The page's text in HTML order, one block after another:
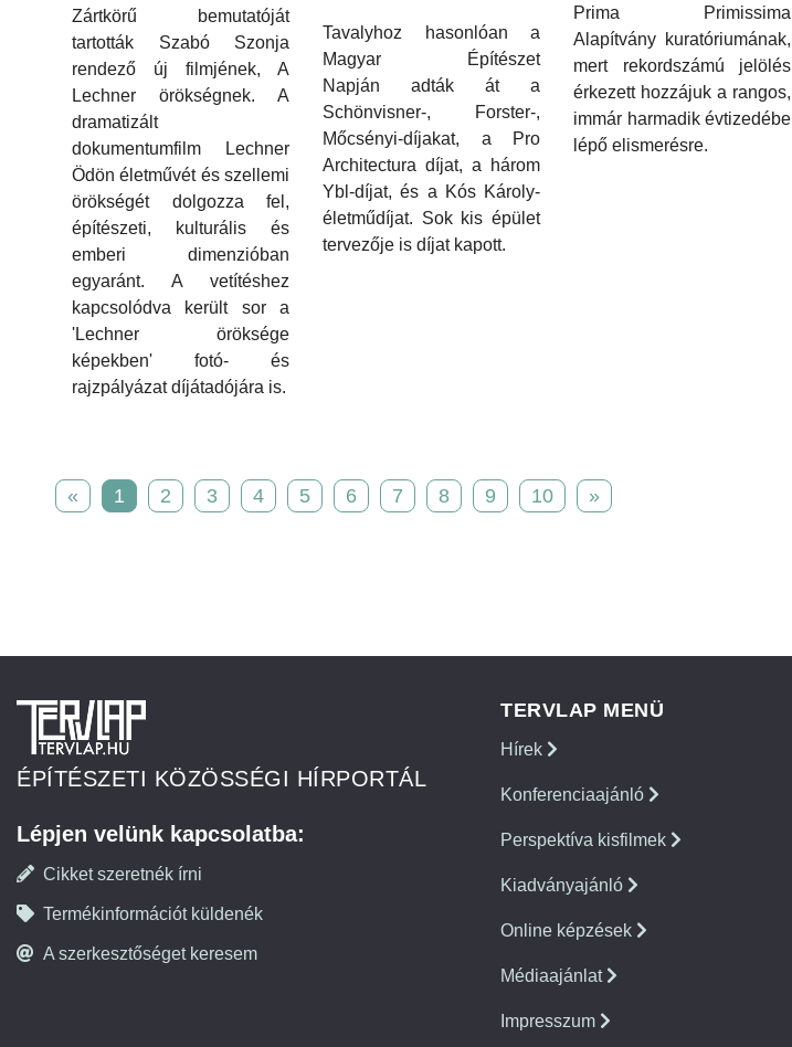
Zártkörű bemutatóját
tartották Szabó Szonja
rendező új filmjének, A
Lechner örökségnek. A
dramatizált
dokumentumfilm Lechner
Ödön életművét és szellemi
örökségét dolgozza fel,
építészeti, kulturális és
emberi dimenzióban
egyaránt. A vetítéshez
kapcsolódva került sor a
'Lechner öröksége
képekben' fotó- és
rajzpályázat díjátadójára is.
Tavalyhoz hasonlóan a
Magyar Építészet
Napján adták át a
Schönvisner-, Forster-,
Mőcsényi-díjakat, a Pro
Architectura díjat, a három
Ybl-díjat, és a Kós Károly-
életműdíjat. Sok kis épület
tervezője is díjat kapott.
Prima Primissima
Alapítvány kuratóriumának,
mert rekordszámú jelölés
érkezett hozzájuk a rangos,
immár harmadik évtizedébe
lépő elismerésre.
« 1 2 3 4 5 6 7 8 9 10 »
ÉPÍTÉSZETI KÖZÖSSÉGI HÍRPORTÁL
Lépjen velünk kapcsolatba:
Cikket szeretnék írni
Termékinformációt küldenék
A szerkesztőséget keresem
TERVLAP MENÜ
Hírek
Konferenciaajánló
Perspektíva kisfilmek
Kiadványajánló
Online képzések
Médiaajánlat
Impresszum